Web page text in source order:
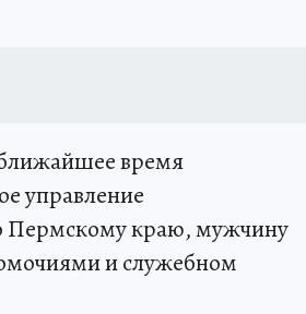
время
управление
Пермскому краю, мужчину
и служебном